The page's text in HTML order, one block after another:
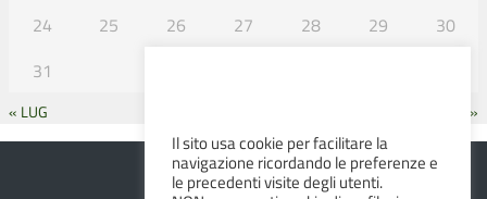
24
25 26 27 28 29
30
31
« LUG
SET »
Il sito usa cookie per facilitare la
navigazione ricordando le preferenze e
le precedenti visite degli utenti.